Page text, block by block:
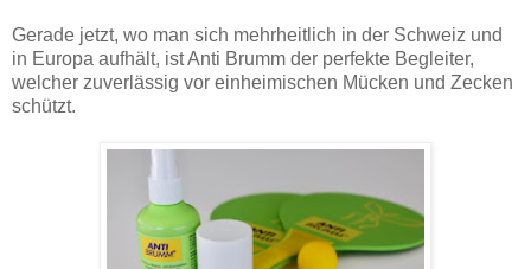
Gerade jetzt, wo man sich mehrheitlich in der Schweiz und
in Europa aufhält, ist Anti Brumm der perfekte Begleiter,
welcher zuverlässig vor einheimischen Mücken und Zecken
schützt.